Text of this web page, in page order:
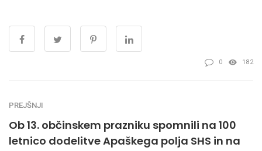
0 182
PREJŠNJI
Ob 13. občinskem prazniku spomnili na 100
letnico dodelitve Apaškega polja SHS in na